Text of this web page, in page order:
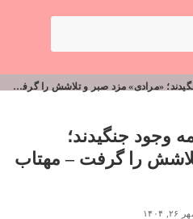
«مرادی» مزد صبر و تلاشش را گرفت – مهتاب من
وجود جنگیدند؛
را گرفت – مهتاب